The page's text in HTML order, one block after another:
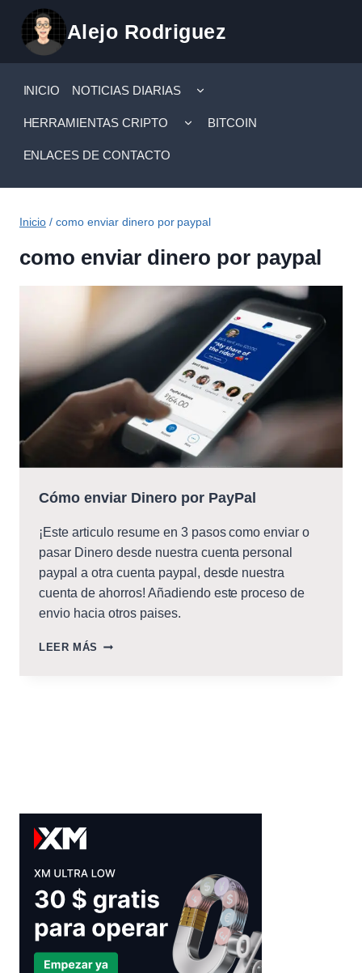
contenido
Alejo Rodriguez
INICIO NOTICIAS DIARIAS
ALTERNAR
HERRAMIENTAS CRIPTO
ALTERNAR
MENÚ
BITCOIN
ENLACES DE CONTACTO
Inicio / como enviar dinero por paypal
como enviar dinero por paypal
Cómo enviar Dinero por PayPal
¡Este articulo resume en 3 pasos como enviar o
pasar Dinero desde nuestra cuenta personal
paypal a otra cuenta paypal, desde nuestra
cuenta de ahorros! Añadiendo este proceso de
envio hacia otros paises.
LEER MÁS CÓMO